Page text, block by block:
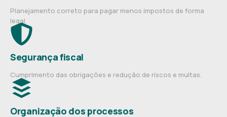
Planejamento correto para pagar menos impostos de forma
legal.
Segurança fiscal
Cumprimento das obrigações e redução de riscos e multas.
Organização dos processos